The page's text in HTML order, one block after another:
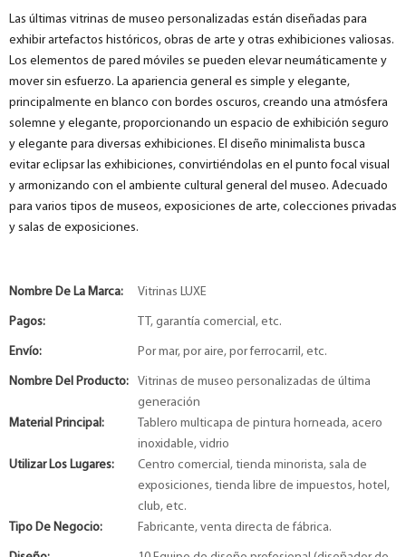
Las últimas vitrinas de museo personalizadas están diseñadas para
exhibir artefactos históricos, obras de arte y otras exhibiciones valiosas.
Los elementos de pared móviles se pueden elevar neumáticamente y
mover sin esfuerzo. La apariencia general es simple y elegante,
principalmente en blanco con bordes oscuros, creando una atmósfera
solemne y elegante, proporcionando un espacio de exhibición seguro
y elegante para diversas exhibiciones. El diseño minimalista busca
evitar eclipsar las exhibiciones, convirtiéndolas en el punto focal visual
y armonizando con el ambiente cultural general del museo. Adecuado
para varios tipos de museos, exposiciones de arte, colecciones privadas
y salas de exposiciones.
Nombre De La Marca: Vitrinas LUXE
Pagos: TT, garantía comercial, etc.
Envío: Por mar, por aire, por ferrocarril, etc.
Nombre Del Producto:
Vitrinas de museo personalizadas de última
generación
Material Principal:
Tablero multicapa de pintura horneada, acero
inoxidable, vidrio
Utilizar Los Lugares:
Centro comercial, tienda minorista, sala de
exposiciones, tienda libre de impuestos, hotel,
club, etc.
Tipo De Negocio:
Fabricante, venta directa de fábrica.